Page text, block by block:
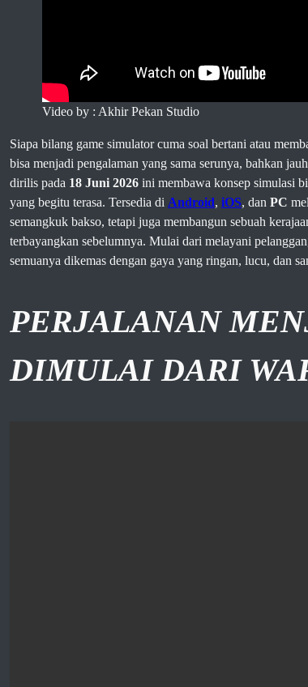
Video by : Akhir Pekan Studio
Siapa bilang game simulator cuma soal bertani atau
bisa menjadi pengalaman yang sama serunya, bahkan
dirilis pada 18 Juni 2026 ini membawa konsep simulasi
yang begitu terasa. Tersedia di Android, iOS, dan PC
semangkuk bakso, tetapi juga membangun sebuah
terbayangkan sebelumnya. Mulai dari melayani
semuanya dikemas dengan gaya yang ringan, lucu, dan
PERJALANAN
DIMULAI DARI